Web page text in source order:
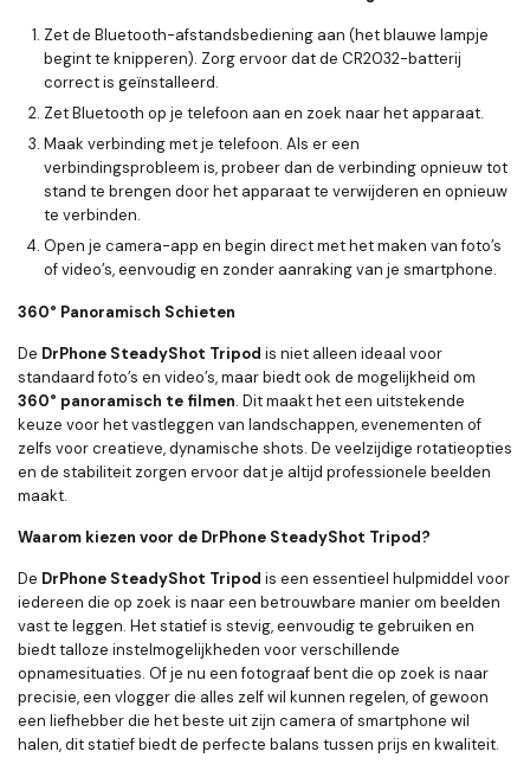
Zet de Bluetooth-afstandsbediening aan (het blauwe lampje
begint te knipperen). Zorg ervoor dat de CR2032-batterij
correct is geïnstalleerd.
Zet Bluetooth op je telefoon aan en zoek naar het apparaat.
Maak verbinding met je telefoon. Als er een
verbindingsprobleem is, probeer dan de verbinding opnieuw tot
stand te brengen door het apparaat te verwijderen en opnieuw
te verbinden.
Open je camera-app en begin direct met het maken van foto’s
of video’s, eenvoudig en zonder aanraking van je smartphone.
360° Panoramisch Schieten
De DrPhone SteadyShot Tripod is niet alleen ideaal voor
standaard foto’s en video’s, maar biedt ook de mogelijkheid om
360° panoramisch te filmen. Dit maakt het een uitstekende
keuze voor het vastleggen van landschappen, evenementen of
zelfs voor creatieve, dynamische shots. De veelzijdige rotatieopties
en de stabiliteit zorgen ervoor dat je altijd professionele beelden
maakt.
Waarom kiezen voor de DrPhone SteadyShot Tripod?
De DrPhone SteadyShot Tripod is een essentieel hulpmiddel voor
iedereen die op zoek is naar een betrouwbare manier om beelden
vast te leggen. Het statief is stevig, eenvoudig te gebruiken en
biedt talloze instelmogelijkheden voor verschillende
opnamesituaties. Of je nu een fotograaf bent die op zoek is naar
precisie, een vlogger die alles zelf wil kunnen regelen, of gewoon
een liefhebber die het beste uit zijn camera of smartphone wil
halen, dit statief biedt de perfecte balans tussen prijs en kwaliteit.